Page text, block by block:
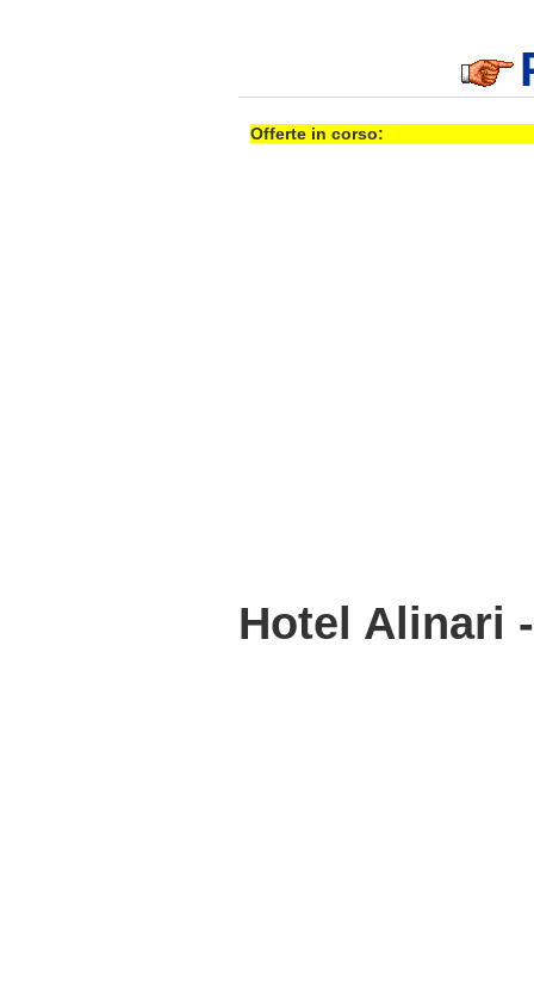
Offerte in corso:
Hotel Alinari